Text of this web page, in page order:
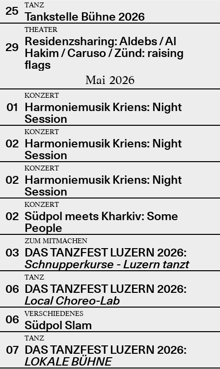
25
TANZ
Tankstelle Bühne 2026
29
THEATER
Residenzsharing: Aldebs / Al
Hakim / Caruso / Zünd: raising
flags
Mai 2026
01
KONZERT
Harmoniemusik Kriens: Night
Session
02
KONZERT
Harmoniemusik Kriens: Night
Session
02
KONZERT
Harmoniemusik Kriens: Night
Session
02
KONZERT
Südpol meets Kharkiv: Some
People
03
ZUM MITMACHEN
DAS TANZFEST LUZERN 2026:
Schnupperkurse - Luzern tanzt
06
TANZ
DAS TANZFEST LUZERN 2026:
Local Choreo-Lab
06
VERSCHIEDENES
Südpol Slam
07
TANZ
DAS TANZFEST LUZERN 2026:
LOKALE BÜHNE